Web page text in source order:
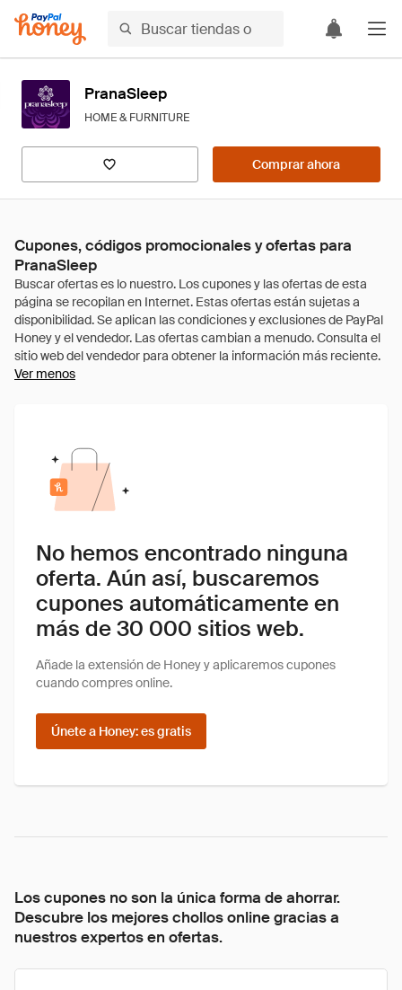
PranaSleep
HOME & FURNITURE
Comprar ahora
Cupones, códigos promocionales y ofertas para
PranaSleep
Ver menos
No hemos encontrado ninguna
oferta. Aún así, buscaremos
cupones automáticamente en
más de 30 000 sitios web.
Añade la extensión de Honey y aplicaremos cupones
cuando compres online.
Únete a Honey: es gratis
Los cupones no son la única forma de ahorrar.
Descubre los mejores chollos online gracias a
nuestros expertos en ofertas.